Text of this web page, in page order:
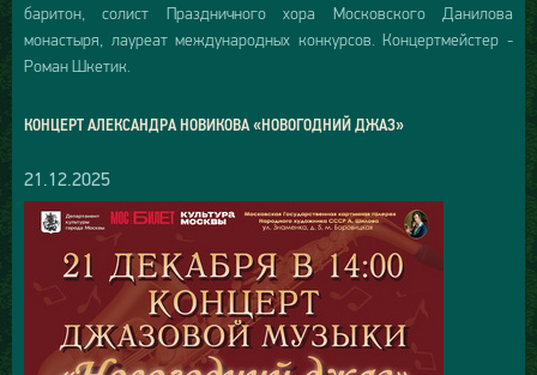
баритон, солист Праздничного хора Московского Данилова
монастыря, лауреат международных конкурсов. Концертмейстер -
Роман Шкетик.
КОНЦЕРТ АЛЕКСАНДРА НОВИКОВА «НОВОГОДНИЙ ДЖАЗ»
21.12.2025